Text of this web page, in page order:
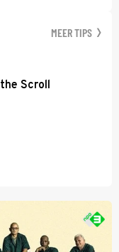
MEER TIPS
Scroll